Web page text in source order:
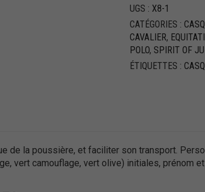
en
Toile
et
cuir
UGS : X8-1
CATÉGORIES :
CAVALIER,
POLO, SPIRIT OF
ÉTIQUETTES :
de la poussière, et faciliter son transport.
vert camouflage, vert olive) initiales, prénom